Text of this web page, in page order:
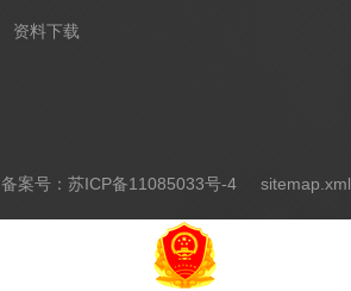
资料下载
备案号：苏ICP备11085033号-4 sitemap.xml